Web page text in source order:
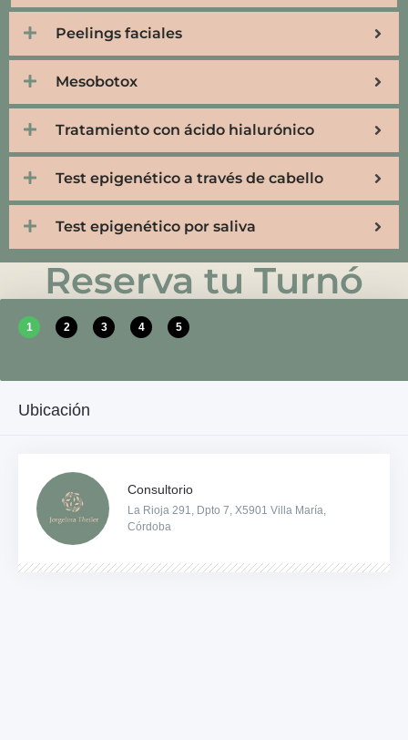
Peelings faciales
Mesobotox
Tratamiento con ácido hialurónico
Test epigenético a través de cabello
Test epigenético por saliva
Reserva tu Turnó
1 2 3 4 5
Ubicación
Consultorio
La Rioja 291, Dpto 7, X5901 Villa María,
Córdoba